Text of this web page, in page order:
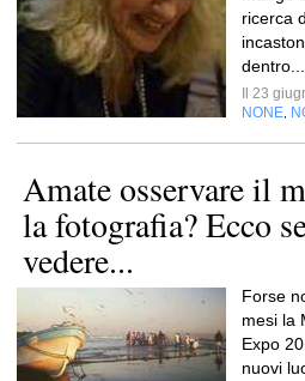
ricerca
dentro...
Il 23
NONE
Amate osservare il
la fotografia? Ecco
vedere...
Forse
mesi la
Expo
nuovi